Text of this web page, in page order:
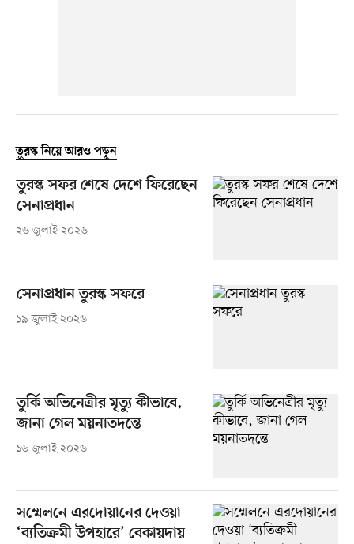
তুরস্ক নিয়ে আরও পড়ুন
তুরস্ক সফর শেষে দেশে ফিরেছেন
সেনাপ্রধান
২৬ জুলাই ২০২৬
সেনাপ্রধান তুরস্ক সফরে
১৯ জুলাই ২০২৬
তুর্কি অভিনেত্রীর মৃত্যু কীভাবে,
জানা গেল ময়নাতদন্তে
১৬ জুলাই ২০২৬
সম্মেলনে এরদোয়ানের দেওয়া
‘ব্যতিক্রমী উপহারে’ বেকায়দায়